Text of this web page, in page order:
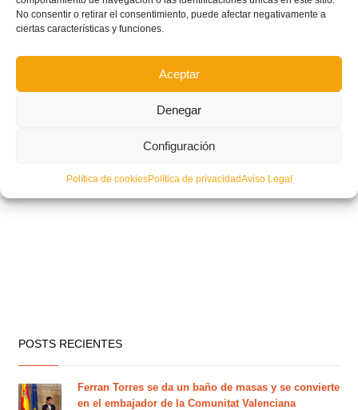
No consentir o retirar el consentimiento, puede afectar negativamente a
ciertas características y funciones.
Aceptar
Denegar
Configuración
Política de cookiesPolítica de privacidadAviso Legal
POSTS RECIENTES
Ferran Torres se da un baño de masas y se convierte
en el embajador de la Comunitat Valenciana